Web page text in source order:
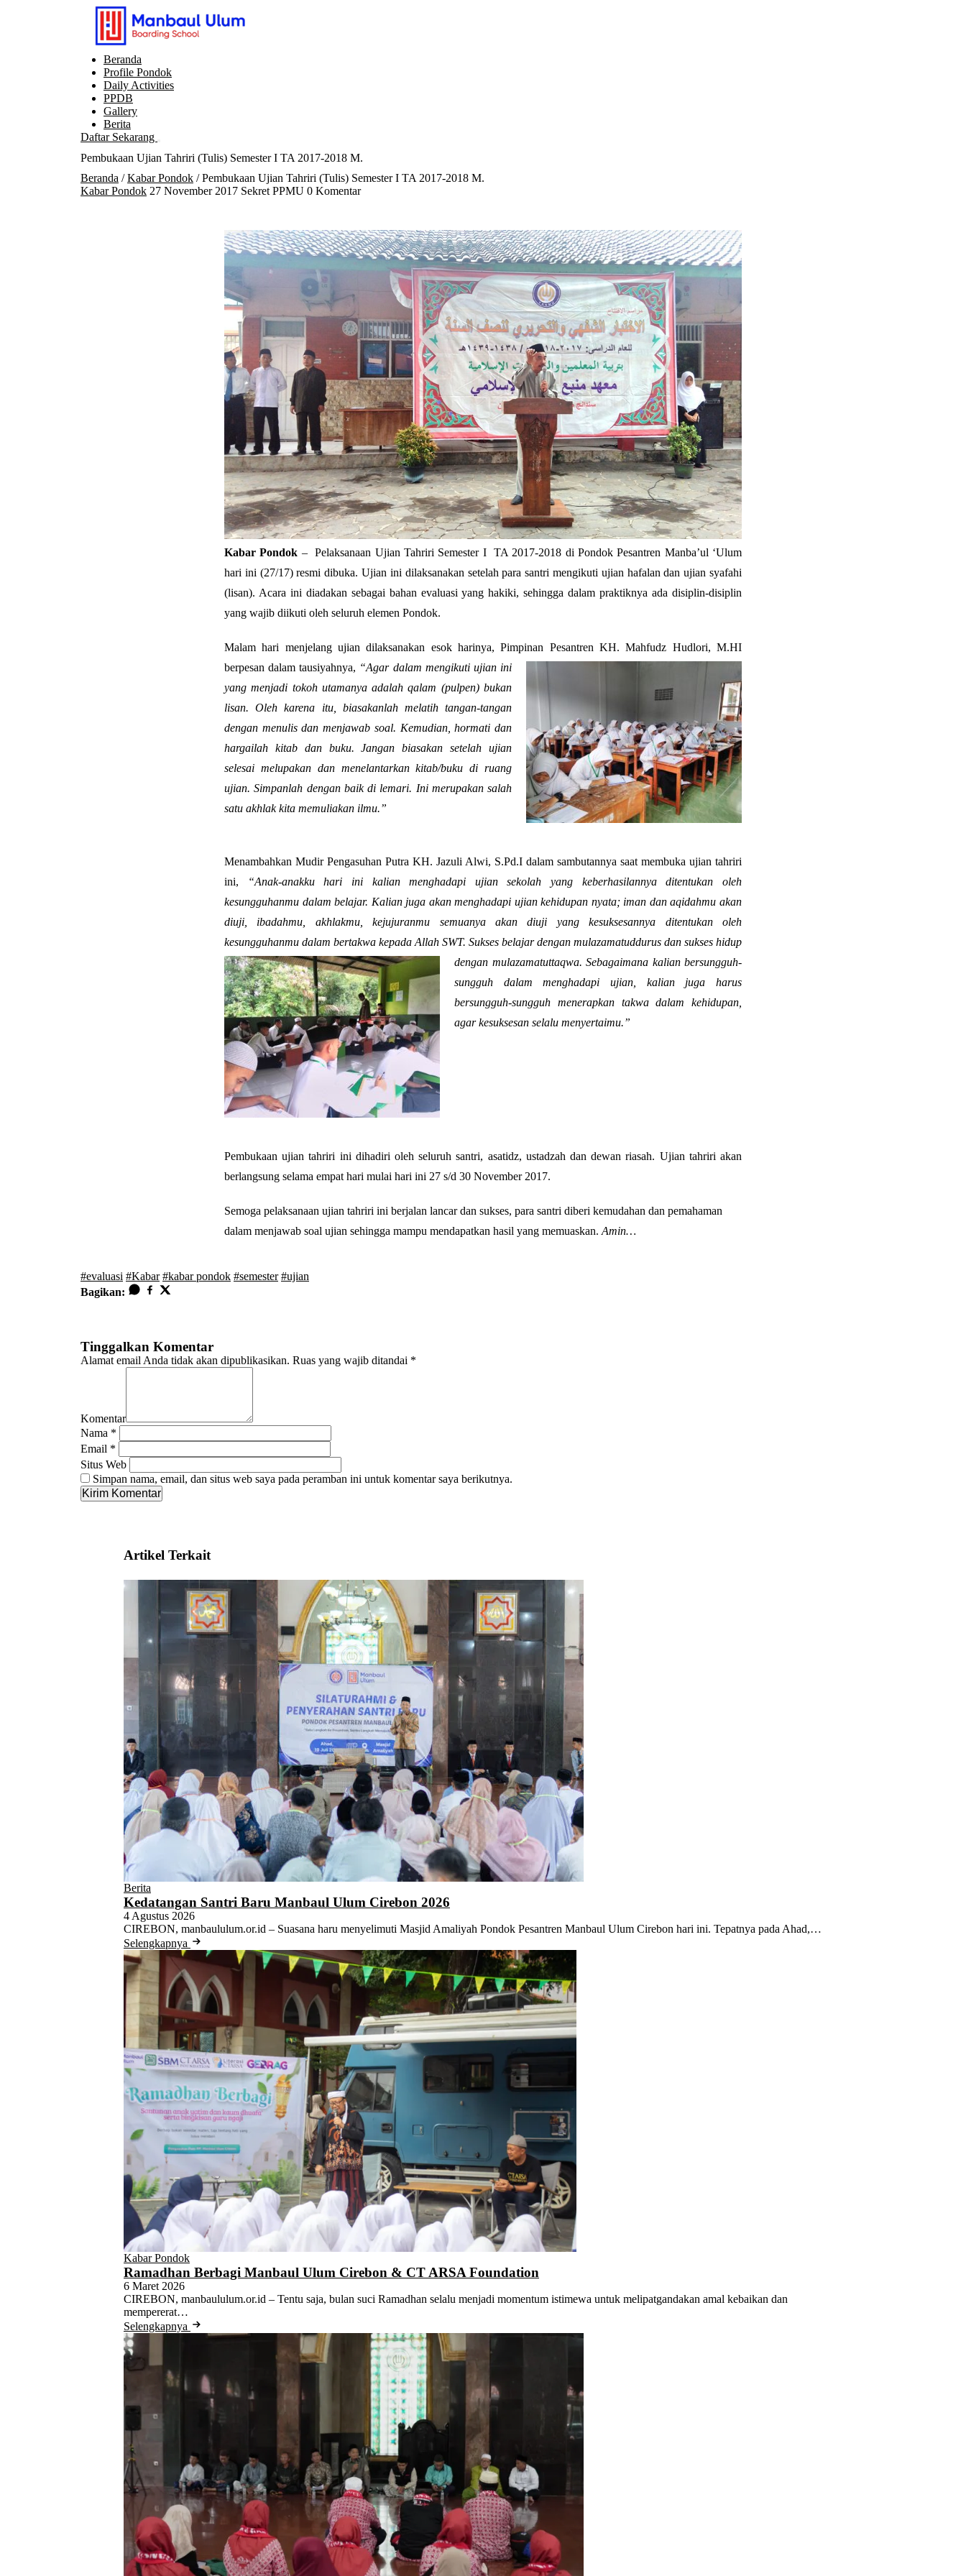
Beranda
Profile Pondok
Daily Activities
PPDB
Gallery
Berita
Daftar Sekarang
menu
Pembukaan Ujian Tahriri (Tulis) Semester I TA 2017-2018 M.
Beranda /Kabar Pondok / Pembukaan Ujian Tahriri (Tulis) Semester I TA 2017-2018 M.
Kabar Pondok 27 November 2017 Sekret PPMU 0 Komentar
Kabar Pondok – Pelaksanaan Ujian Tahriri Semester I TA 2017-2018 di Pondok Pesantren Manba’ul ‘Ulum
hari ini (27/17) resmi dibuka. Ujian ini dilaksanakan setelah para santri mengikuti ujian hafalan dan ujian syafahi
(lisan). Acara ini diadakan sebagai bahan evaluasi yang hakiki, sehingga dalam praktiknya ada disiplin-disiplin
yang wajib diikuti oleh seluruh elemen Pondok.
Malam hari menjelang ujian dilaksanakan esok harinya, Pimpinan Pesantren KH. Mahfudz Hudlori, M.HI
berpesan dalam tausiyahnya, “Agar dalam mengikuti ujian ini
yang menjadi tokoh utamanya adalah qalam (pulpen) bukan
lisan. Oleh karena itu, biasakanlah melatih tangan-tangan
dengan menulis dan menjawab soal. Kemudian, hormati dan
hargailah kitab dan buku. Jangan biasakan setelah ujian
selesai melupakan dan menelantarkan kitab/buku di ruang
ujian. Simpanlah dengan baik di lemari. Ini merupakan salah
satu akhlak kita memuliakan ilmu.”
Menambahkan Mudir Pengasuhan Putra KH. Jazuli Alwi, S.Pd.I dalam sambutannya saat membuka ujian tahriri
ini,
“Anak-anakku hari ini kalian menghadapi ujian sekolah yang keberhasilannya ditentukan oleh
kesungguhanmu dalam belajar. Kalian juga akan menghadapi ujian kehidupan nyata; iman dan aqidahmu akan
diuji, ibadahmu, akhlakmu, kejujuranmu semuanya akan diuji yang kesuksesannya ditentukan oleh
kesungguhanmu dalam bertakwa kepada Allah SWT. Sukses belajar dengan mulazamatuddurus dan sukses hidup
dengan mulazamatuttaqwa. Sebagaimana kalian bersungguh-
sungguh dalam menghadapi ujian, kalian juga harus
bersungguh-sungguh menerapkan takwa dalam kehidupan,
agar kesuksesan selalu menyertaimu.”
Pembukaan ujian tahriri ini dihadiri oleh seluruh santri, asatidz, ustadzah dan dewan riasah. Ujian tahriri akan
berlangsung selama empat hari mulai hari ini 27 s/d 30 November 2017.
Semoga pelaksanaan ujian tahriri ini berjalan lancar dan sukses, para santri diberi kemudahan dan pemahaman
dalam menjawab soal ujian sehingga mampu mendapatkan hasil yang memuaskan. Amin…
#evaluasi #Kabar #kabar pondok #semester #ujian
Bagikan:
Tinggalkan Komentar
Alamat email Anda tidak akan dipublikasikan. Ruas yang wajib ditandai *
Komentar
Nama *
Email *
Situs Web
Simpan nama, email, dan situs web saya pada peramban ini untuk komentar saya berikutnya.
Artikel Terkait
Berita
Kedatangan Santri Baru Manbaul Ulum Cirebon 2026
4 Agustus 2026
CIREBON, manbaululum.or.id – Suasana haru menyelimuti Masjid Amaliyah Pondok Pesantren Manbaul Ulum Cirebon hari ini. Tepatnya pada Ahad,…
Selengkapnya
Kabar Pondok
Ramadhan Berbagi Manbaul Ulum Cirebon & CT ARSA Foundation
6 Maret 2026
CIREBON, manbaululum.or.id – Tentu saja, bulan suci Ramadhan selalu menjadi momentum istimewa untuk melipatgandakan amal kebaikan dan
mempererat…
Selengkapnya